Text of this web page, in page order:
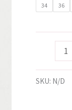
34 36
SKU: N/D